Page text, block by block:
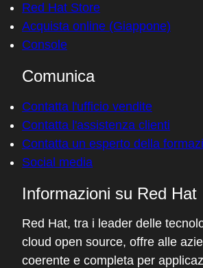
Red Hat Store
Acquista online (Giappone)
Console
Comunica
Contatta l'ufficio vendite
Contatta l'assistenza clienti
Contatta un esperto della
Social media
Informazioni su Red Hat
Red Hat, tra i leader delle
cloud open source, offre alle
coerente e completa per